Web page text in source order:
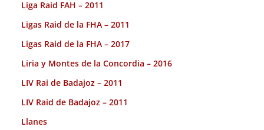
Liga Raid FAH – 2011
Ligas Raid de la FHA – 2011
Ligas Raid de la FHA – 2017
Liria y Montes de la Concordia – 2016
LIV Rai de Badajoz – 2011
LIV Raid de Badajoz – 2011
Llanes